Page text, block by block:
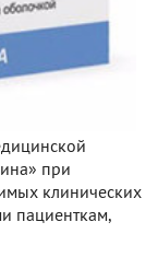
при
клинических
пациенткам,